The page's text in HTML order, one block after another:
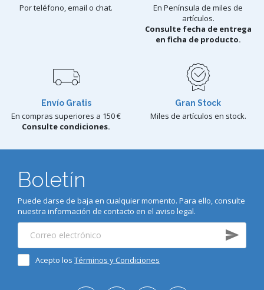
Por teléfono, email o chat.
En Península de miles de
artículos.
Consulte fecha de entrega
en ficha de producto.
Envío Gratis
En compras superiores a 150 €
Consulte condiciones.
Gran Stock
Miles de artículos en stock.
Boletín
Puede darse de baja en cualquier momento. Para ello, consulte
nuestra información de contacto en el aviso legal.
Acepto los Términos y Condiciones